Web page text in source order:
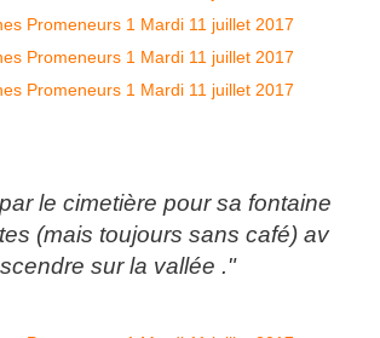
le cimetière pour sa fontaine
(mais toujours sans café) av
sur la vallée ."